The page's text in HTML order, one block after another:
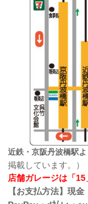
近鉄・京阪丹波橋駅よ
掲載しています。）
店舗ガレージは「
【お支払方法】現